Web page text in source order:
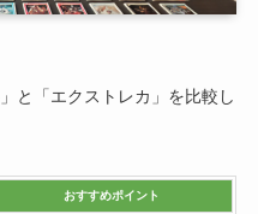
と「エクストレカ」を比較し
おすすめポイント